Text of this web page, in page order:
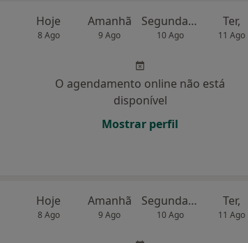
Hoje
8 Ago
Amanhã
9 Ago
Segunda-feira
10 Ago
Ter,
11 Ago
O agendamento online não está
disponível
Mostrar perfil
Hoje
8 Ago
Amanhã
9 Ago
Segunda-feira
10 Ago
Ter,
11 Ago